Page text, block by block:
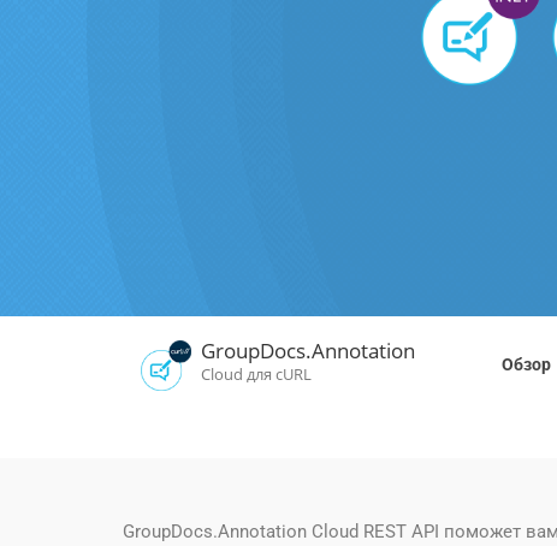
GroupDocs.Annotation
Cloud для cURL Обзор
GroupDocs.Annotation Cloud REST API поможет